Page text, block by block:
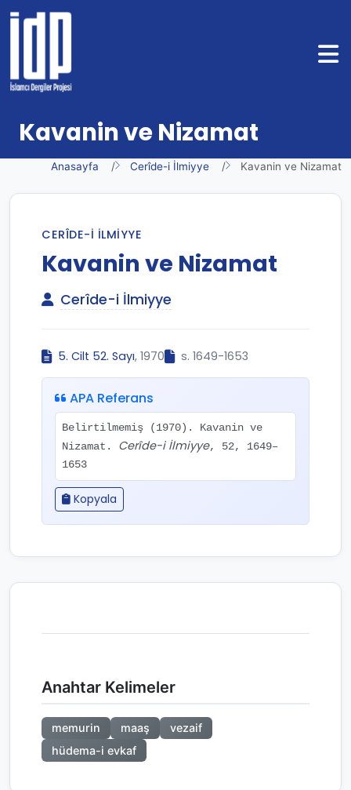
Kavanin ve Nizamat
Anasayfa Cerîde-i İlmiyye Kavanin ve Nizamat
CERÎDE-I İLMIYYE
Kavanin ve Nizamat
Cerîde-i İlmiyye
5. Cilt 52. Sayı, 1970 s. 1649-1653
APA Referans
Belirtilmemiş (1970). Kavanin ve
Nizamat. Cerîde-i İlmiyye, 52, 1649–
1653
Kopyala
Anahtar Kelimeler
memurin maaş
vezaif
hüdema-i evkaf